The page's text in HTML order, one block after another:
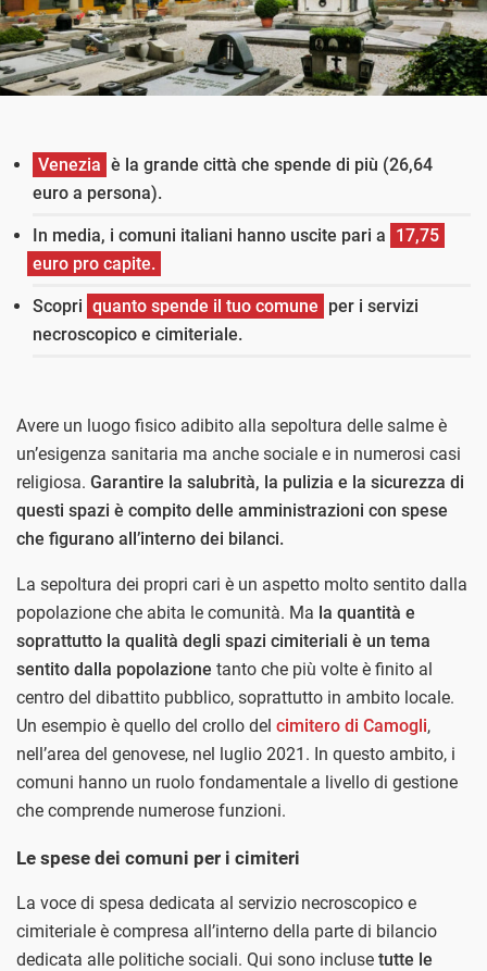
Venezia è la grande città che spende di più (26,64
euro a persona).
In media, i comuni italiani hanno uscite pari a 17,75
euro pro capite.
Scopri quanto spende il tuo comune per i servizi
necroscopico e cimiteriale.
Avere un luogo fisico adibito alla sepoltura delle salme è
un’esigenza sanitaria ma anche sociale e in numerosi casi
religiosa. Garantire la salubrità, la pulizia e la sicurezza di
questi spazi è compito delle amministrazioni con spese
che figurano all’interno dei bilanci.
La sepoltura dei propri cari è un aspetto molto sentito dalla
popolazione che abita le comunità. Ma la quantità e
soprattutto la qualità degli spazi cimiteriali è un tema
sentito dalla popolazione tanto che più volte è finito al
centro del dibattito pubblico, soprattutto in ambito locale.
Un esempio è quello del crollo del cimitero di Camogli,
nell’area del genovese, nel luglio 2021. In questo ambito, i
comuni hanno un ruolo fondamentale a livello di gestione
che comprende numerose funzioni.
Le spese dei comuni per i cimiteri
La voce di spesa dedicata al servizio necroscopico e
cimiteriale è compresa all’interno della parte di bilancio
dedicata alle politiche sociali. Qui sono incluse tutte le